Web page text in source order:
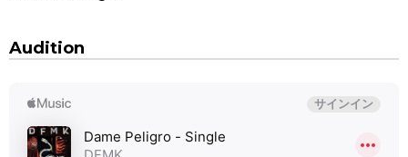
Audition